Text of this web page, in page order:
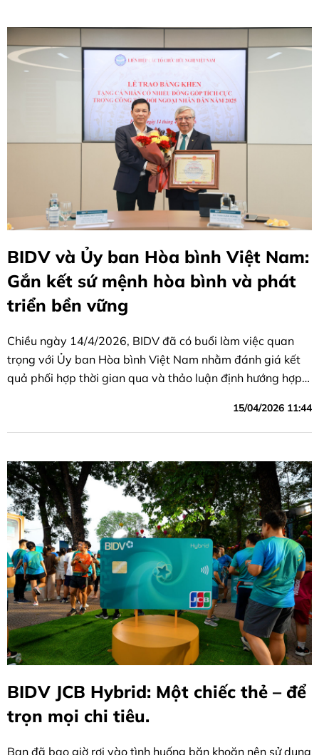
BIDV và Ủy ban Hòa bình Việt Nam:
Gắn kết sứ mệnh hòa bình và phát
triển bền vững
Chiều ngày 14/4/2026, BIDV đã có buổi làm việc quan
trọng với Ủy ban Hòa bình Việt Nam nhằm đánh giá kết
quả phối hợp thời gian qua và thảo luận định hướng hợp
15/04/2026 11:44
BIDV JCB Hybrid: Một chiếc thẻ – để
trọn mọi chi tiêu.
Bạn đã bao giờ rơi vào tình huống băn khoăn nên sử dụng